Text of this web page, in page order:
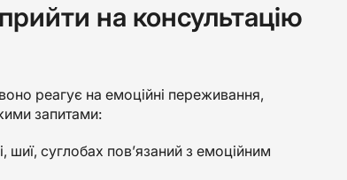
на консультацію
реагує на емоційні переживання,
запитами:
шиї, суглобах пов’язаний з емоційним